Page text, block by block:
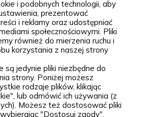
krajobrazowe. Za Zieloną Parą
którzy z dużą starannością
dostępną w naszej
znajdziesz zarówno
gatunki, jak i ciekawsze,
krzewy ozdobne, drzewa, byliny
Każda roślina jest przez
nawożona, przycinana i
Brudzice
i podobnych technologii, aby
prezentować
i reklamy oraz udostępniać
społecznościowymi. Pliki
również do mierzenia ruchu i
korzystania z naszej strony
są jedynie pliki niezbędne do
strony. Poniżej możesz
rodzaje plików, klikając
lub odmówić ich używania (z
Możesz też dostosować pliki
"Dostosuj zgody".